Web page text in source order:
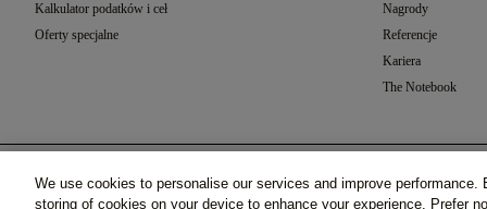
Kalkulator podatków i ceł
Oferty specjalne
Nagrody
Referencje
Kariera
The Notebook
©2026 77 Diamonds GmbH - Schumannstraße 27. 60325
Grace, Różowe Złoto (18k)
We use cookies to personalise our services and improve
storing of cookies on your device to enhance your experience. Prefer